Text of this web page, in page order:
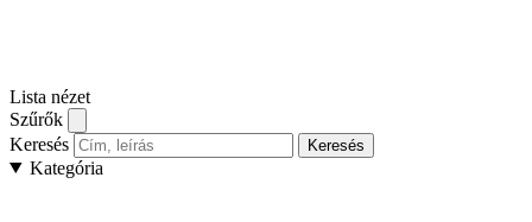
Lista nézet
Szűrők
Keresés
Keresés
Kategória